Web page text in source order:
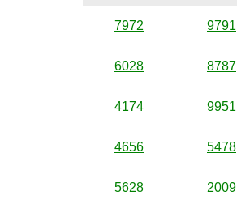
7972 9791
6028 8787
4174 9951
4656 5478
5628 2009